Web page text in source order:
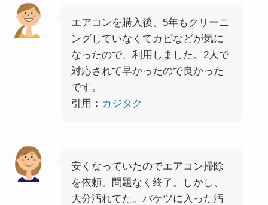
エアコンを購入後、5年もクリーニ
ングしていなくてカビなどが気に
なったので、利用しました。2人で
対応されて早かったので良かった
です。
引用： カジタク
安くなっていたのでエアコン掃除
を依頼。問題なく終了。しかし、
大分汚れてた。バケツに入った汚